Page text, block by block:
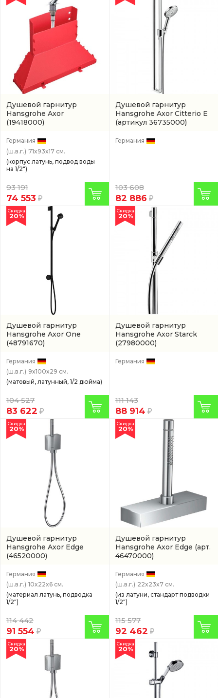
Душевой гарнитур
Hansgrohe Axor
(19418000)
Германия
(ш.в.г.) 71x93x17 см.
(корпус латунь, подвод воды
на 1/2")
93 191
74 553
Душевой гарнитур
Hansgrohe Axor Citterio E
(артикул 36735000)
Германия
103 608
82 886
Душевой гарнитур
Hansgrohe Axor One
(48791670)
Скидка
20%
Германия
(ш.в.г.) 9x100x29 см.
(матовый, латунный, 1/2 дюйма)
104 527
83 622
Душевой гарнитур
Hansgrohe Axor Starck
(27980000)
Скидка
20%
Германия
111 143
88 914
Душевой гарнитур
Hansgrohe Axor Edge
(46520000)
Скидка
20%
Германия
(ш.в.г.) 10x22x6 см.
(материал латунь, подводка
1/2")
114 442
91 554
Душевой гарнитур
Hansgrohe Axor Edge (арт.
46470000)
Скидка
20%
Германия
(ш.в.г.) 22x23x7 см.
(из латуни, стандарт подводки
1/2")
115 577
92 462
Скидка
20%
Скидка
20%